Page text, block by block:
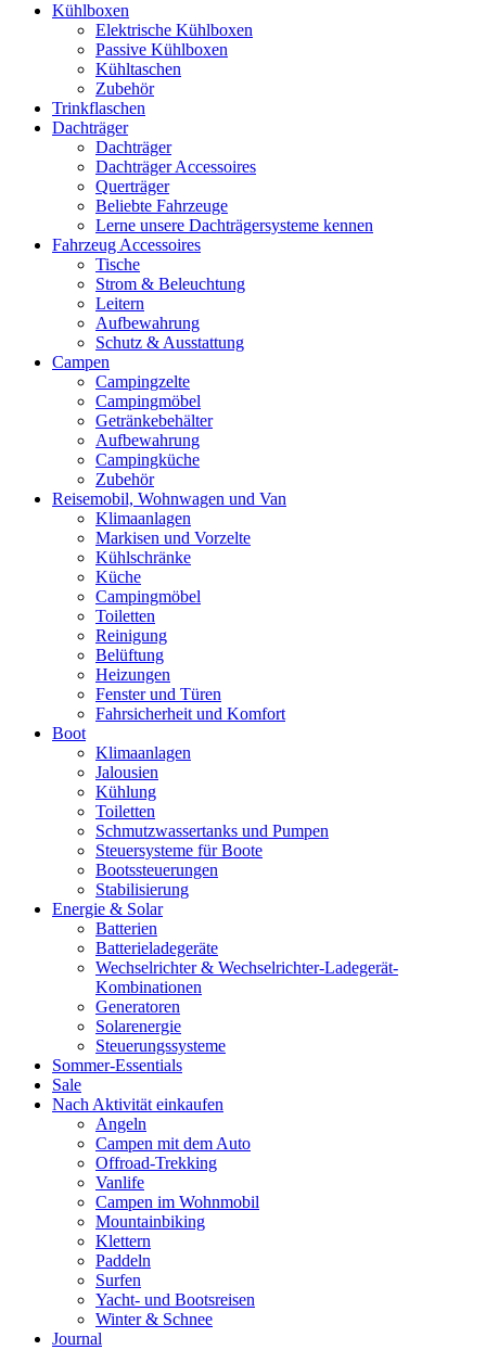
Kühlboxen
Elektrische Kühlboxen
Passive Kühlboxen
Kühltaschen
Zubehör
Trinkflaschen
Dachträger
Dachträger
Dachträger Accessoires
Querträger
Beliebte Fahrzeuge
Lerne unsere Dachträgersysteme kennen
Fahrzeug Accessoires
Tische
Strom & Beleuchtung
Leitern
Aufbewahrung
Schutz & Ausstattung
Campen
Campingzelte
Campingmöbel
Getränkebehälter
Aufbewahrung
Campingküche
Zubehör
Reisemobil, Wohnwagen und Van
Klimaanlagen
Markisen und Vorzelte
Kühlschränke
Küche
Campingmöbel
Toiletten
Reinigung
Belüftung
Heizungen
Fenster und Türen
Fahrsicherheit und Komfort
Boot
Klimaanlagen
Jalousien
Kühlung
Toiletten
Schmutzwassertanks und Pumpen
Steuersysteme für Boote
Bootssteuerungen
Stabilisierung
Energie & Solar
Batterien
Batterieladegeräte
Wechselrichter & Wechselrichter-Ladegerät-
Kombinationen
Generatoren
Solarenergie
Steuerungssysteme
Sommer-Essentials
Sale
Nach Aktivität einkaufen
Angeln
Campen mit dem Auto
Offroad-Trekking
Vanlife
Campen im Wohnmobil
Mountainbiking
Klettern
Paddeln
Surfen
Yacht- und Bootsreisen
Winter & Schnee
Journal